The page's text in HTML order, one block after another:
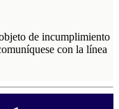
de incumplimiento
con la línea